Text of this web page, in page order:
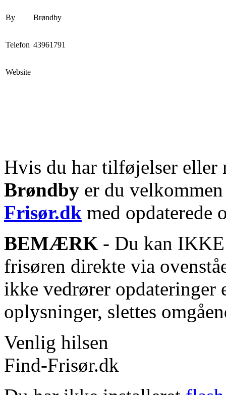
By Brøndby
Telefon 43961791
Website
Hvis du har tilføjelser eller
Brøndby er du
Frisør.dk med opdaterede
BEMÆRK - Du kan IKKE
frisøren direkte via
ikke vedrører opdateringer
oplysninger, slettes
Venlig hilsen
Find-Frisør.dk